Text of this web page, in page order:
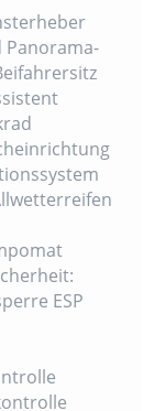
Panorama-
ESP